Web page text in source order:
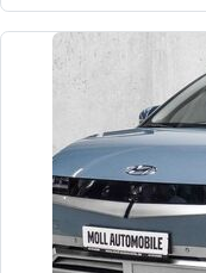
Alle Cookies